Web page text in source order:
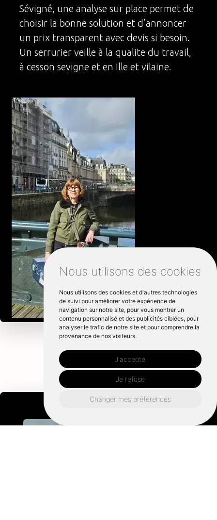
Nous utilisons des cookies
Nous utilisons des cookies et d'autres technologies
de suivi pour améliorer votre expérience de
navigation sur notre site, pour vous montrer un
contenu personnalisé et des publicités ciblées, pour
analyser le trafic de notre site et pour comprendre la
provenance de nos visiteurs.
J'accepte
Je refuse
Changer mes préférences
Sévigné, une analyse sur place permet de
choisir la bonne solution et d’annoncer
un prix transparent avec devis si besoin.
Un serrurier veille à la qualite du travail,
à cesson sevigne et en Ille et vilaine.